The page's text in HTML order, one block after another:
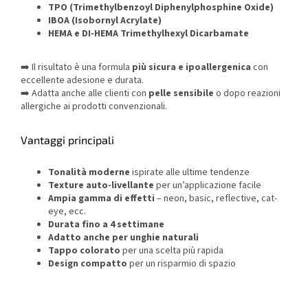
TPO (Trimethylbenzoyl Diphenylphosphine Oxide)
IBOA (Isobornyl Acrylate)
HEMA e DI-HEMA Trimethylhexyl Dicarbamate
➡️ Il risultato è una formula più sicura e ipoallergenica con
eccellente adesione e durata.
➡️ Adatta anche alle clienti con pelle sensibile o dopo reazioni
allergiche ai prodotti convenzionali.
Vantaggi principali
Tonalità moderne ispirate alle ultime tendenze
Texture auto-livellante per un’applicazione facile
Ampia gamma di effetti – neon, basic, reflective, cat-
eye, ecc.
Durata fino a 4 settimane
Adatto anche per unghie naturali
Tappo colorato per una scelta più rapida
Design compatto per un risparmio di spazio